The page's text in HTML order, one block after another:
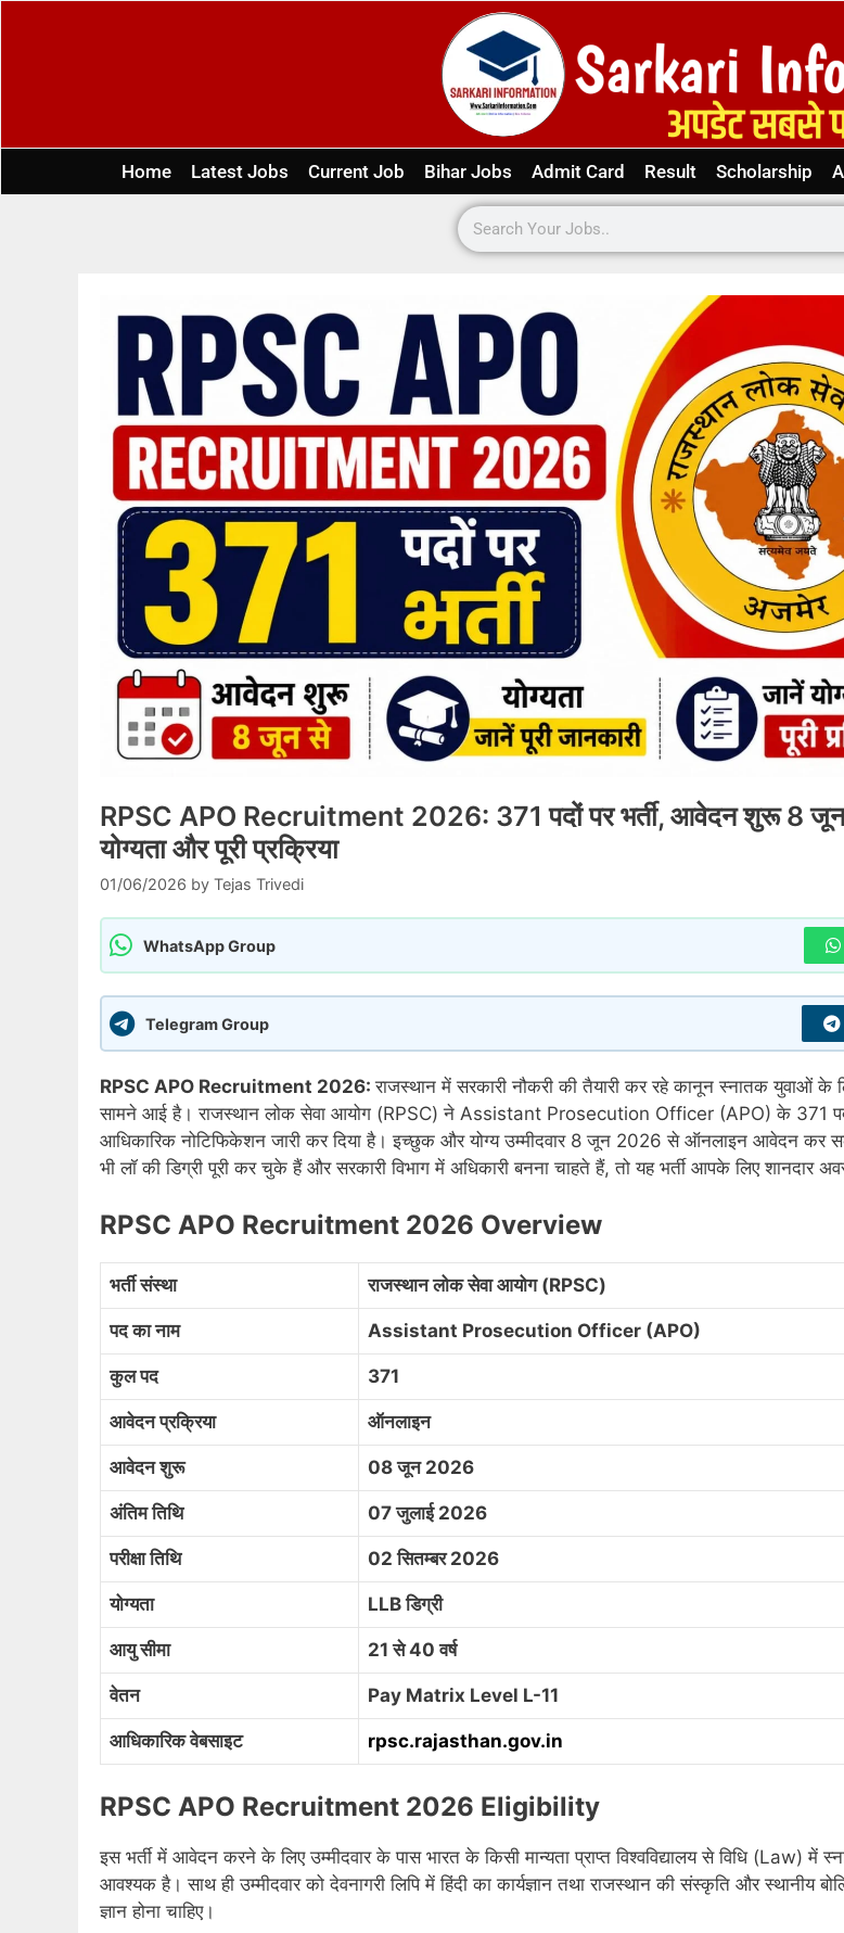
Home Latest Jobs Current Job Bihar Jobs Admit Card Result Scholarship
RPSC APO Recruitment 2026: 371 पदों पर भर्ती, आवेदन शुरू 8
योग्यता और पूरी प्रक्रिया
01/06/2026 by Tejas Trivedi
WhatsApp Group
Telegram Group
RPSC APO Recruitment 2026:राजस्थान में सरकारी नौकरी की तैयारी कर रहे कानून स्नातक युवाओं के
सामने आई है। राजस्थान लोक सेवा आयोग (RPSC) ने Assistant Prosecution Officer (APO) के 371 पदों
आधिकारिक नोटिफिकेशन जारी कर दिया है। इच्छुक और योग्य उम्मीदवार 8 जून 2026 से ऑनलाइन आवेदन कर
भी लॉ की डिग्री पूरी कर चुके हैं और सरकारी विभाग में अधिकारी बनना चाहते हैं, तो यह भर्ती आपके लिए शानदार
RPSC APO Recruitment 2026 Overview
भर्ती संस्था राजस्थान लोक सेवा आयोग (RPSC)
पद का नाम Assistant Prosecution Officer (APO)
कुल पद 371
आवेदन प्रक्रिया ऑनलाइन
आवेदन शुरू 08 जून 2026
अंतिम तिथि 07 जुलाई 2026
परीक्षा तिथि 02 सितम्बर 2026
योग्यता LLB डिग्री
आयु सीमा 21 से 40 वर्ष
वेतन Pay Matrix Level L-11
आधिकारिक वेबसाइट rpsc.rajasthan.gov.in
RPSC APO Recruitment 2026 Eligibility
इस भर्ती में आवेदन करने के लिए उम्मीदवार के पास भारत के किसी मान्यता प्राप्त विश्वविद्यालय से विधि (Law) में
आवश्यक है। साथ ही उम्मीदवार को देवनागरी लिपि में हिंदी का कार्यज्ञान तथा राजस्थान की संस्कृति और स्थानीय
ज्ञान होना चाहिए।